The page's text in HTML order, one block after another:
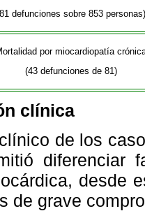
defunciones sobre 853 personas)
por miocardiopatía
(43 defunciones de 81)
clínica
de los
diferenciar
desde
de grave